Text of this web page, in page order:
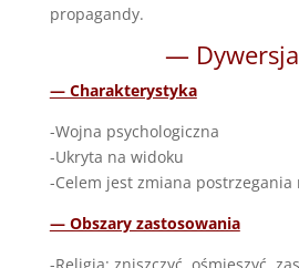
propagandy.
—
— Charakterystyka
-Wojna psychologiczna
-Ukryta na widoku
-Celem jest zmiana postrzegania
— Obszary zastosowania